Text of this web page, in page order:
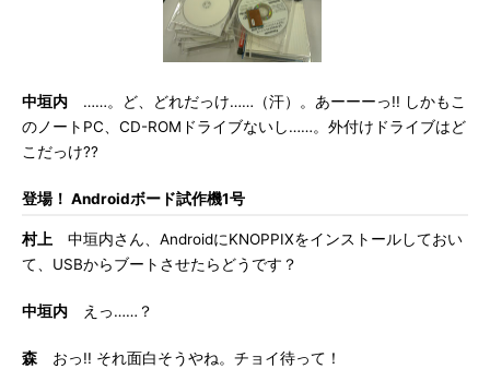
中垣内 ……。ど、どれだっけ……（汗）。あーーーっ!! しかもこ
のノートPC、CD-ROMドライブないし……。外付けドライブはど
こだっけ??
登場！ Androidボード試作機1号
村上 中垣内さん、AndroidにKNOPPIXをインストールしておい
て、USBからブートさせたらどうです？
中垣内 えっ……？
森 おっ!! それ面白そうやね。チョイ待って！